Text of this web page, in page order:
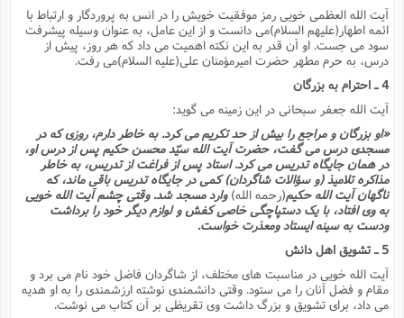
آیت الله العظمى خویى رمز موفقیت خویش را در انس به پروردگار و ارتباط با
ائمه اطهار(علیهم السلام)مى دانست و از این عامل، به عنوان وسیله پیشرفت
سود مى جست. او آن قدر به این نکته اهمیت مى داد که هر روز، پیش از
درس، به حرم مطهر حضرت امیرمؤمنان على(علیه السلام)مى رفت.
4 ـ احترام به بزرگان
آیت الله جعفر سبحانى در این زمینه مى گوید:
«او بزرگان و مراجع را بیش از حد تکریم مى کرد. به خاطر دارم، روزى که در
مسجدى درس مى گفت، حضرت آیت الله سیّد محسن حکیم پس از درس او،
در همان جایگاه تدریس مى کرد. استاد پس از فراغت از تدریس، به خاطر
مذاکره تلامیذ (و سؤالات شاگردان) کمى در جایگاه تدریس باقى ماند، که
ناگهان آیت الله حکیم(رحمه الله)وارد مسجد شد. وقتى چشم آیت الله خویى
به وى افتاد، با یک دستپاچگى خاصى کفش و لوازم دیگر خود را برداشت
ودست به سینه ایستاد ومعذرت خواست.
5 ـ تشویق اهل دانش
آیت الله خویى در مناسبت هاى مختلف، از شاگردان فاضل خود نام مى برد و
مقام و فضل آنان را مى ستود. وقتى دانشمندى نوشته ارزشمندى را به او هدیه
مى داد، براى تشویق و بزرگ داشت وى تقریظى بر آن کتاب مى نوشت.